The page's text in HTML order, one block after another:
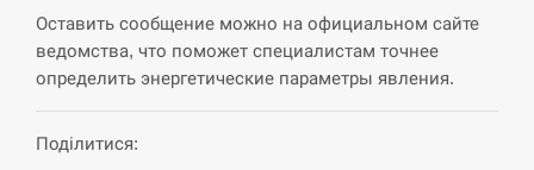
12:10
У США зафіксували рекордний спалах
циклоспорозу, захворіли понад 10 тисяч…
СЕРПЕНЬ
11:53
Под огнем “Эпицентр”, ROZETKA и “Новая
Оставить сообщение можно на официальном сайте
ведомства, что поможет специалистам точнее
определить энергетические параметры явления.
Поділитися: